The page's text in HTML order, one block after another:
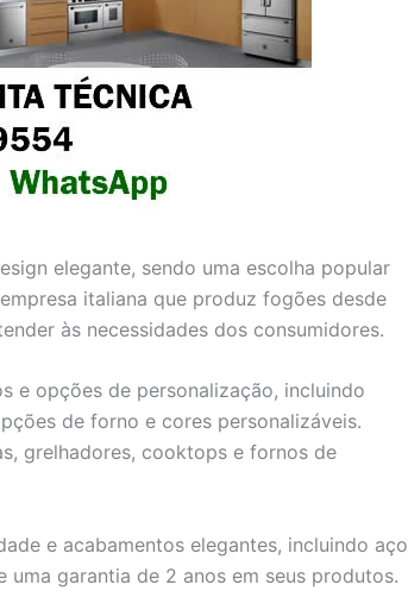
elegante, sendo uma escolha popular
italiana que produz fogões desde
às necessidades dos consumidores.
e opções de personalização, incluindo
de forno e cores personalizáveis.
grelhadores, cooktops e fornos de
e acabamentos elegantes, incluindo aço
garantia de 2 anos em seus produtos.